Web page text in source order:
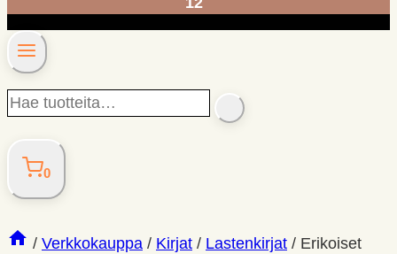
Hae
tuotteita…
SEARCH
0
/ Verkkokauppa / Kirjat / Lastenkirjat / Erikoiset